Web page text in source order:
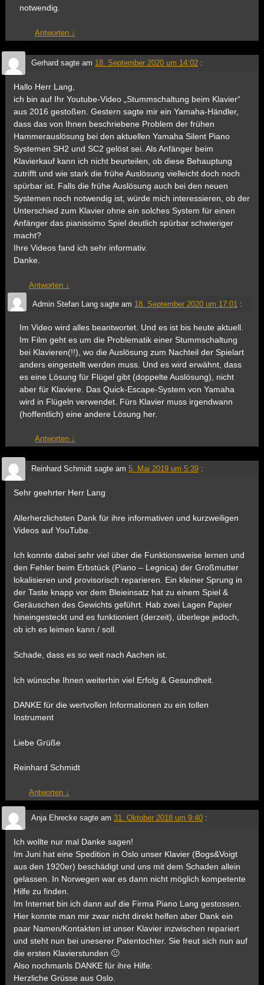
notwendig.
Antworten ↓
Gerhard sagte am 18. September 2020 um 14:02 :
Hallo Herr Lang,
ich bin auf Ihr Youtube-Video „Stummschaltung beim Klavier“
aus 2016 gestoßen. Gestern sagte mir ein Yamaha-Händler,
dass das von Ihnen beschriebene Problem der frühen
Hammerauslösung bei den aktuellen Yamaha Silent Piano
Systemen SH2 und SC2 gelöst sei. Als Anfänger beim
Klavierkauf kann ich nicht beurteilen, ob diese Behauptung
zutrifft und wie stark die frühe Auslösung vielleicht doch noch
spürbar ist. Falls die frühe Auslösung auch bei den neuen
Systemen noch notwendig ist, würde mich interessieren, ob der
Unterschied zum Klavier ohne ein solches System für einen
Anfänger das pianissimo Spiel deutlich spürbar schwieriger
macht?
Ihre Videos fand ich sehr informativ.
Danke.
Antworten ↓
Admin Stefan Langsagte am 18. September 2020 um 17:01 :
Im Video wird alles beantwortet. Und es ist bis heute aktuell.
Im Film geht es um die Problematik einer Stummschaltung
bei Klavieren(!!), wo die Auslösung zum Nachteil der Spielart
anders eingestellt werden muss. Und es wird erwähnt, dass
es eine Lösung für Flügel gibt (doppelte Auslösung), nicht
aber für Klaviere. Das Quick-Escape-System von Yamaha
wird in Flügeln verwendet. Fürs Klavier muss irgendwann
(hoffentlich) eine andere Lösung her.
Antworten ↓
Reinhard Schmidtsagte am 5. Mai 2019 um 5:39 :
Sehr geehrter Herr Lang
Allerherzlichsten Dank für ihre informativen und kurzweiligen
Videos auf YouTube.
Ich konnte dabei sehr viel über die Funktionsweise lernen und
den Fehler beim Erbstück (Piano – Legnica) der Großmutter
lokalisieren und provisorisch reparieren. Ein kleiner Sprung in
der Taste knapp vor dem Bleieinsatz hat zu einem Spiel &
Geräuschen des Gewichts geführt. Hab zwei Lagen Papier
hineingesteckt und es funktioniert (derzeit), überlege jedoch,
ob ich es leimen kann / soll.
Schade, dass es so weit nach Aachen ist.
Ich wünsche Ihnen weiterhin viel Erfolg & Gesundheit.
DANKE für die wertvollen Informationen zu ein tollen
Instrument
Liebe Grüße
Reinhard Schmidt
Antworten ↓
Anja Ehreckesagte am 31. Oktober 2018 um 9:40 :
Ich wollte nur mal Danke sagen!
Im Juni hat eine Spedition in Oslo unser Klavier (Bogs&Voigt
aus den 1920er) beschädigt und uns mit dem Schaden allein
gelassen. In Norwegen war es dann nicht möglich kompetente
Hilfe zu finden.
Im Internet bin ich dann auf die Firma Piano Lang gestossen.
Hier konnte man mir zwar nicht direkt helfen aber Dank ein
paar Namen/Kontakten ist unser Klavier inzwischen repariert
und steht nun bei uneserer Patentochter. Sie freut sich nun auf
die ersten Klavierstunden 🙂
Also nochmanls DANKE für ihre Hilfe:
Herzliche Grüsse aus Oslo.